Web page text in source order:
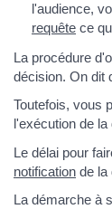
l'audience,
requête ce
La procédure
décision. On dit
Toutefois, vous
l'exécution de
Le délai pour
notification de la
La démarche à